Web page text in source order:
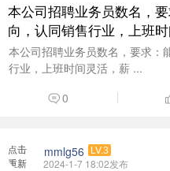
本公司招聘业务员数名，
向，认同销售行业，上班
电咨询了解：18938377999
本公司招聘业务员数名，要求：
行业，上班时间灵活，薪 ...
0
点击
重新
mmlg56 LV.3
2024-1-7 18:02发布